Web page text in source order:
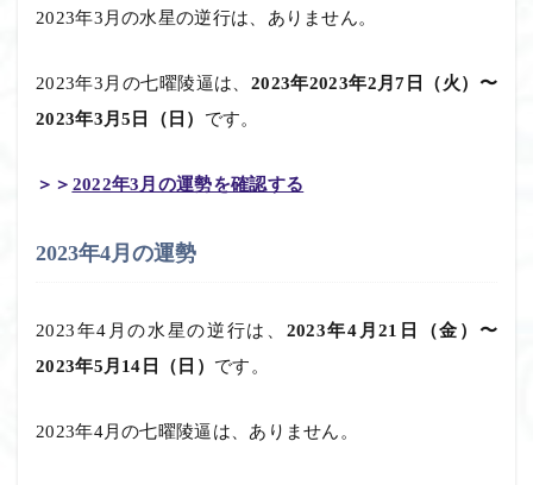
2023年3月の水星の逆行は、ありません。
2023年3月の七曜陵逼は、 2023年2023年2月7日（火）〜
2023年3月5日（日） です。
＞＞ 2022年3月の運勢を確認する
2023年4月の運勢
2023年4月の水星の逆行は、 2023年4月21日（金）〜
2023年5月14日（日） です。
2023年4月の七曜陵逼は、ありません。